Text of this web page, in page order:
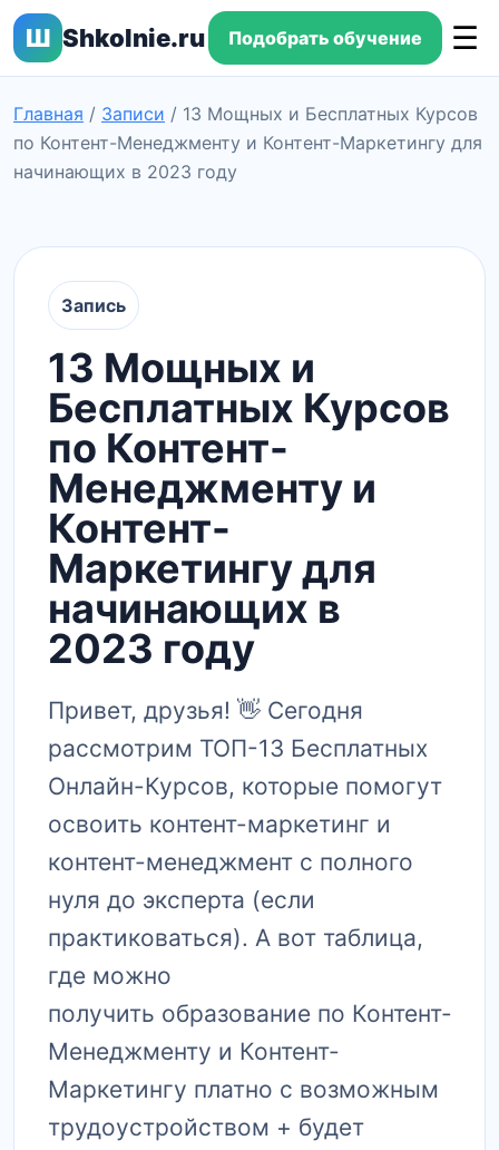
Ш Shkolnie.ru Подобрать обучение ☰
Главная / Записи / 13 Мощных и Бесплатных Курсов
по Контент-Менеджменту и Контент-Маркетингу для
начинающих в 2023 году
Запись
13 Мощных и
Бесплатных Курсов
по Контент-
Менеджменту и
Контент-
Маркетингу для
начинающих в
2023 году
Привет, друзья! 👋 Сегодня
рассмотрим ТОП-13 Бесплатных
Онлайн-Курсов, которые помогут
освоить контент-маркетинг и
контент-менеджмент с полного
нуля до эксперта (если
практиковаться). А вот таблица,
где можно
получить образование по Контент-
Менеджменту и Контент-
Маркетингу платно с возможным
трудоустройством + будет